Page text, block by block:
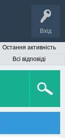
Вхід
Остання активність
Всі відповіді